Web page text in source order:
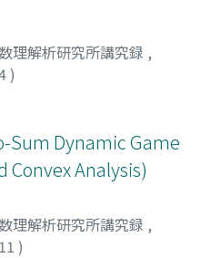
理解析研究所講究録 ,
)
Sum Dynamic Game
Convex Analysis)
理解析研究所講究録 ,
)